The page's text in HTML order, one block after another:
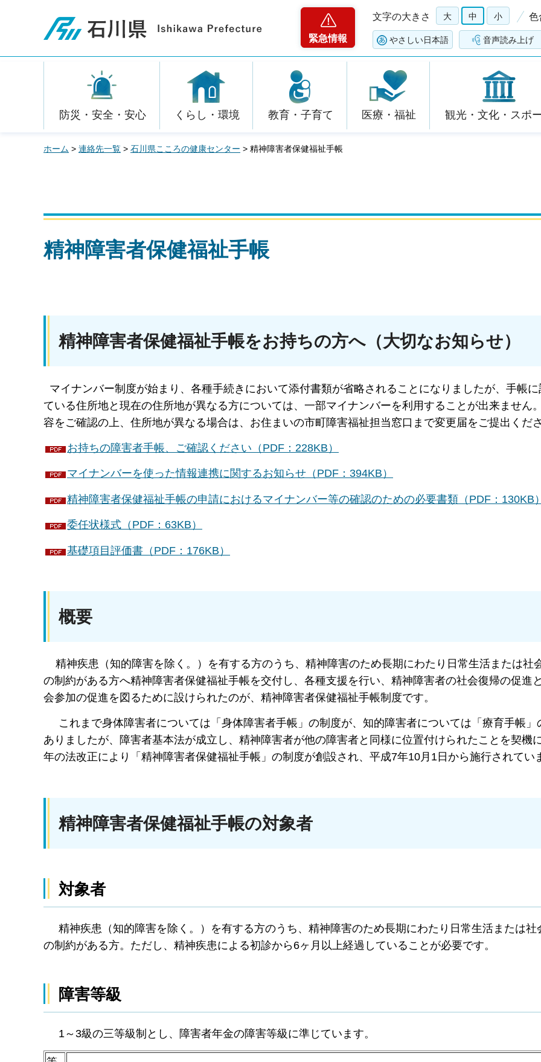
石川県
緊急情報
文字の大きさ 大 中 小 色
やさしい日本語 音声読み上げ
防災・安全・安心 くらし・環境 教育・子育て 医療・福祉 観光・文化・スポ
ホーム > 連絡先一覧 > 石川県こころの健康センター > 精神障害者保健福祉手帳
精神障害者保健福祉手帳
精神障害者保健福祉手帳をお持ちの方へ（大切なお知らせ）
マイナンバー制度が始まり、各種手続きにおいて添付書類が省略されることになりましたが、手帳
ている住所地と現在の住所地が異なる方については、一部マイナンバーを利用することが出来ません
容をご確認の上、住所地が異なる場合は、お住まいの市町障害福祉担当窓口まで変更届をご提出くだ
お持ちの障害者手帳、ご確認ください（PDF：228KB）
マイナンバーを使った情報連携に関するお知らせ（PDF：394KB）
精神障害者保健福祉手帳の申請におけるマイナンバー等の確認のための必要書類（PDF：130KB
委任状様式（PDF：63KB）
基礎項目評価書（PDF：176KB）
概要
精神疾患（知的障害を除く。）を有する方のうち、精神障害のため長期にわたり日常生活または社
の制約がある方へ精神障害者保健福祉手帳を交付し、各種支援を行い、精神障害者の社会復帰の促進
会参加の促進を図るために設けられたのが、精神障害者保健福祉手帳制度です。
これまで身体障害者については「身体障害者手帳」の制度が、知的障害者については「療育手帳」
ありましたが、障害者基本法が成立し、精神障害者が他の障害者と同様に位置付けられたことを契機
年の法改正により「精神障害者保健福祉手帳」の制度が創設され、平成7年10月1日から施行されてい
精神障害者保健福祉手帳の対象者
対象者
精神疾患（知的障害を除く。）を有する方のうち、精神障害のため長期にわたり日常生活または社
の制約がある方。ただし、精神疾患による初診から6ヶ月以上経過していることが必要です。
障害等級
1～3級の三等級制とし、障害者年金の障害等級に準じています。